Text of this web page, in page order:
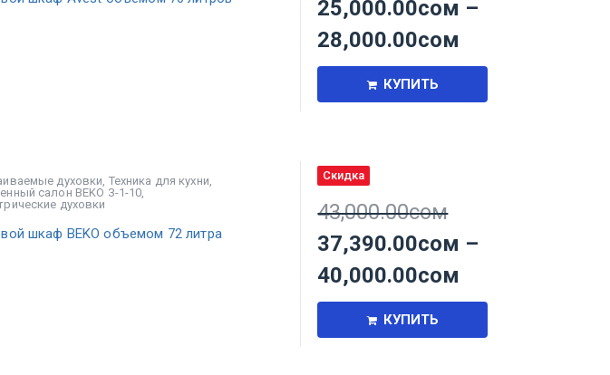
25,000.00сом –
28,000.00сом
КУПИТЬ
духовки, Техника для кухни,
салон BEKO З-1-10,
духовки
шкаф BEKO объемом 72 литра
Скидка
43,000.00сом
37,390.00сом –
40,000.00сом
КУПИТЬ